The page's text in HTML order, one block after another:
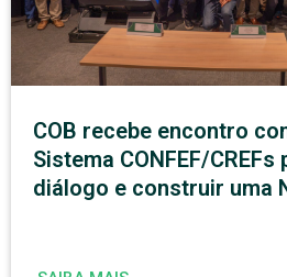
COB recebe encontro
Sistema CONFEF/
diálogo e construir uma